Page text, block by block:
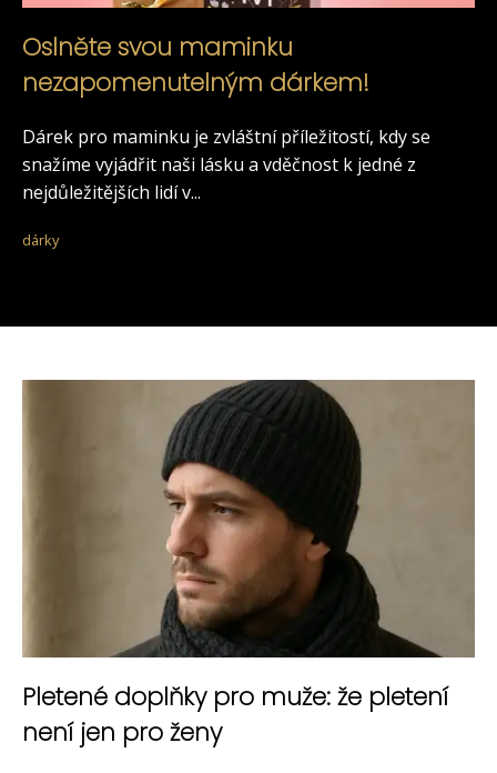
Oslněte svou maminku
nezapomenutelným dárkem!
Dárek pro maminku je zvláštní příležitostí, kdy se
snažíme vyjádřit naši lásku a vděčnost k jedné z
nejdůležitějších lidí v...
dárky
Pletené doplňky pro muže: že pletení
není jen pro ženy